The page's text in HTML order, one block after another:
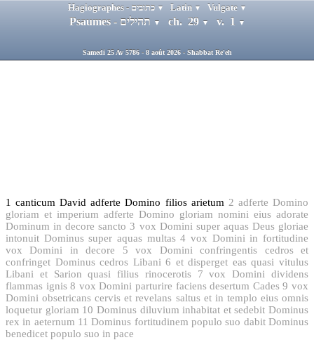
Hagiographes - כתובים ▼ Latin ▼ Vulgate ▼
▼ ch. 29 ▼ v. 1 ▼
Samedi 25 Av 5786 - 8 août 2026 - Shabbat Re'eh
1 canticum David adferte Domino filios arietum 2 adferte Domino
gloriam et imperium adferte Domino gloriam nomini eius adorate
Dominum in decore sancto 3 vox Domini super aquas Deus gloriae
intonuit Dominus super aquas multas 4 vox Domini in fortitudine
vox Domini in decore
5
vox Domini confringentis cedros et
confringet Dominus cedros Libani 6 et disperget eas quasi vitulus
Libani et Sarion quasi filius rinocerotis
7 vox Domini dividens
flammas ignis 8 vox Domini parturire faciens desertum Cades 9 vox
Domini obsetricans cervis et revelans saltus et in templo eius omnis
loquetur gloriam 10 Dominus diluvium inhabitat et sedebit Dominus
rex in aeternum 11 Dominus fortitudinem populo suo dabit Dominus
benedicet populo suo in pace